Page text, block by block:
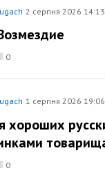
2 серпня 2026 14:13
0
1 серпня 2026 19:06
хороших
0